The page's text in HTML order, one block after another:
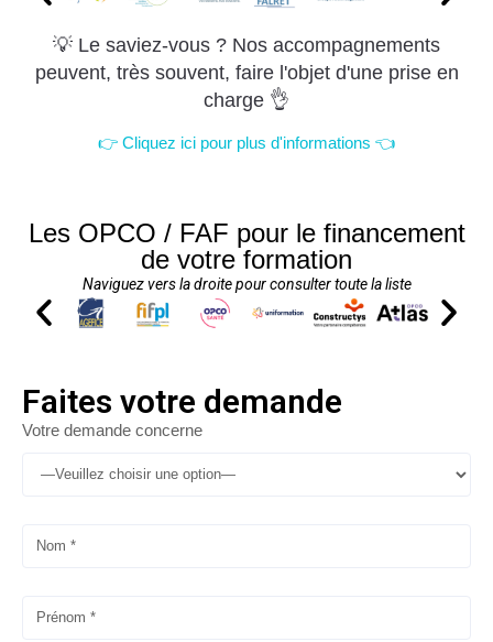
💡 Le saviez-vous ? Nos accompagnements
peuvent, très souvent, faire l'objet d'une prise en
charge 👌
👉 Cliquez ici pour plus d'informations 👈
Les OPCO / FAF pour le financement
de votre formation
Naviguez vers la droite pour consulter toute la liste
Faites votre demande
Votre demande concerne